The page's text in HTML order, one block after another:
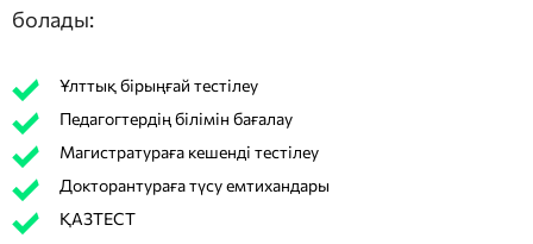
болады:
Ұлттық бірыңғай тестілеу
Педагогтердің білімін бағалау
Магистратураға кешенді тестілеу
Докторантураға түсу емтихандары
ҚАЗТЕСТ